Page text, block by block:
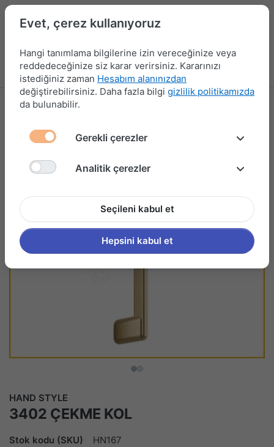
Menü Kampanyalar Yeni Ürünler Giriş yap
HAND STYLE
3402 ÇEKME KOL
Stok kodu (SKU) HN167
Evet, çerez kullanıyoruz
Hangi tanımlama bilgilerine izin vereceğinize veya
reddedeceğinize siz karar verirsiniz. Kararınızı
istediğiniz zaman Hesabım alanınızdan
değiştirebilirsiniz. Daha fazla bilgi gizlilik politikamızda
da bulunabilir.
Gerekli çerezler
Analitik çerezler
Seçileni kabul et
Hepsini kabul et